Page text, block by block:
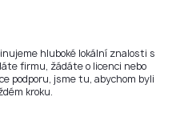
hluboké lokální znalosti s
firmu, žádáte o licenci nebo
podporu, jsme tu, abychom byli
kroku.